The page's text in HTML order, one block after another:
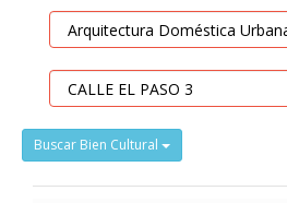
Buscar Bien Cultural